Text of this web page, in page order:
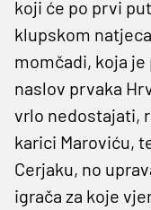
koji će po prvi
klupskom
momčadi, koja
naslov prvaka
vrlo nedostajati,
karici Maroviću,
Cerjaku, no
igrača za koje